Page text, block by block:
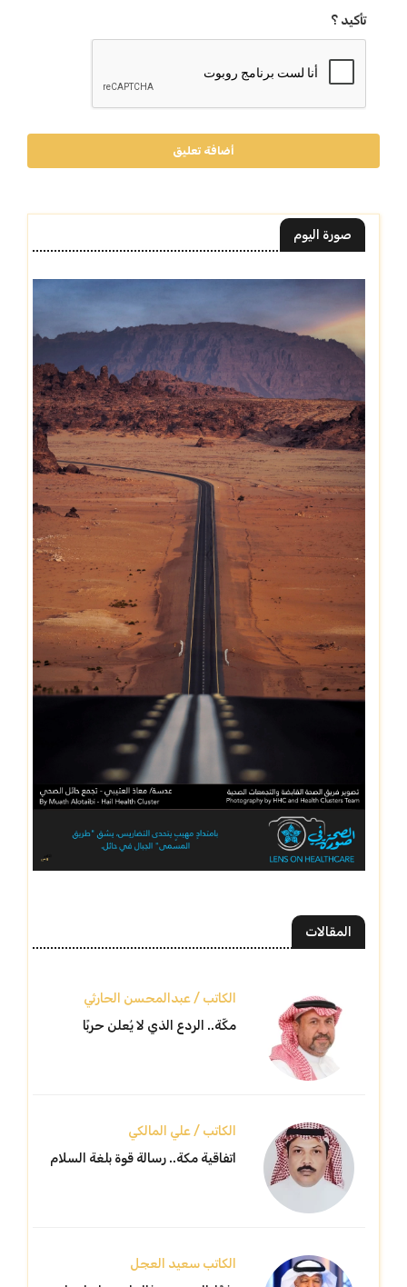
تأكيد ؟
أضافة تعليق
صورة اليوم
المقالات
الكاتب / عبدالمحسن الحارثي
مكّة.. الردع الذي لا يُعلن حربًا
الكاتب / علي المالكي
اتفاقية مكة.. رسالة قوة بلغة السلام
الكاتب سعيد العجل